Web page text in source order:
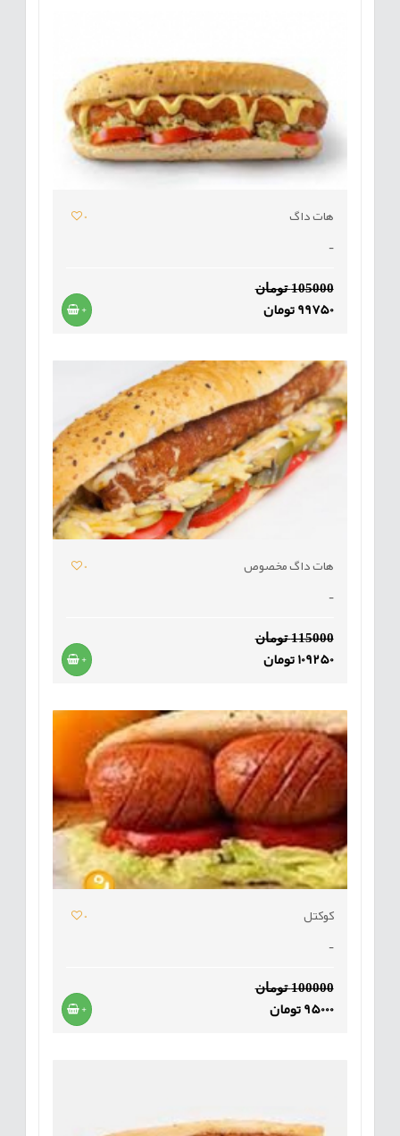
هات داگ
0
-
105000 تومان
99750 تومان +
هات داگ مخصوص
0
-
115000 تومان
109250 تومان +
کوکتل
0
-
100000 تومان
95000 تومان +